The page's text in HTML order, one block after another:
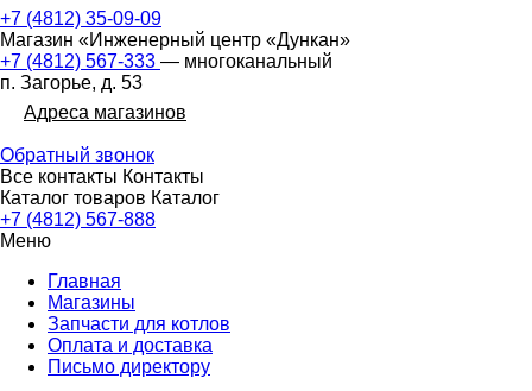
+7 (4812) 35-09-09
Магазин «Инженерный центр «Дункан»
+7 (4812) 567-333 — многоканальный
п. Загорье, д. 53
Адреса магазинов
Обратный звонок
Все контакты Контакты
Каталог товаров Каталог
+7 (4812) 567-888
Меню
Главная
Магазины
Запчасти для котлов
Оплата и доставка
Письмо директору